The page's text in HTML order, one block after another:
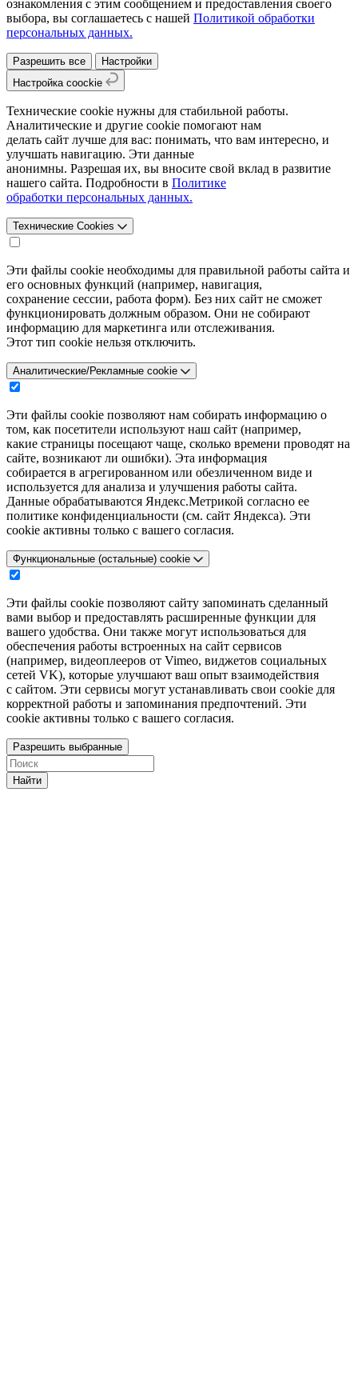
ознакомления с этим сообщением и предоставления своего
выбора, вы соглашаетесь с нашей Политикой обработки
персональных данных.
Разрешить все
Настройки
Настройка coockie
Технические cookie нужны для стабильной работы.
Аналитические и другие cookie помогают нам
делать сайт лучше для вас: понимать, что вам интересно, и
улучшать навигацию. Эти данные
анонимны. Разрешая их, вы вносите свой вклад в развитие
нашего сайта. Подробности в Политике
обработки персональных данных.
Технические Cookies
Эти файлы cookie необходимы для правильной работы сайта и
его основных функций (например, навигация,
сохранение сессии, работа форм). Без них сайт не сможет
функционировать должным образом. Они не собирают
информацию для маркетинга или отслеживания.
Этот тип cookie нельзя отключить.
Аналитические/Рекламные cookie
Эти файлы cookie позволяют нам собирать информацию о
том, как посетители используют наш сайт (например,
какие страницы посещают чаще, сколько времени проводят на
сайте, возникают ли ошибки). Эта информация
собирается в агрегированном или обезличенном виде и
используется для анализа и улучшения работы сайта.
Данные обрабатываются Яндекс.Метрикой согласно ее
политике конфиденциальности (см. сайт Яндекса). Эти
cookie активны только с вашего согласия.
Функциональные (остальные) cookie
Эти файлы cookie позволяют сайту запоминать сделанный
вами выбор и предоставлять расширенные функции для
вашего удобства. Они также могут использоваться для
обеспечения работы встроенных на сайт сервисов
(например, видеоплееров от Vimeo, виджетов социальных
сетей VK), которые улучшают ваш опыт взаимодействия
с сайтом. Эти сервисы могут устанавливать свои cookie для
корректной работы и запоминания предпочтений. Эти
cookie активны только с вашего согласия.
Разрешить выбранные
Найти